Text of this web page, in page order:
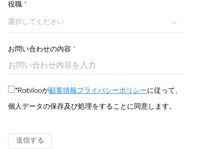
役職 *
選択してください
お問い合わせの内容 *
*Rabilooが顧客情報プライバシーポリシーに従って、
個人データの保存及び処理をすることに同意します。
送信する